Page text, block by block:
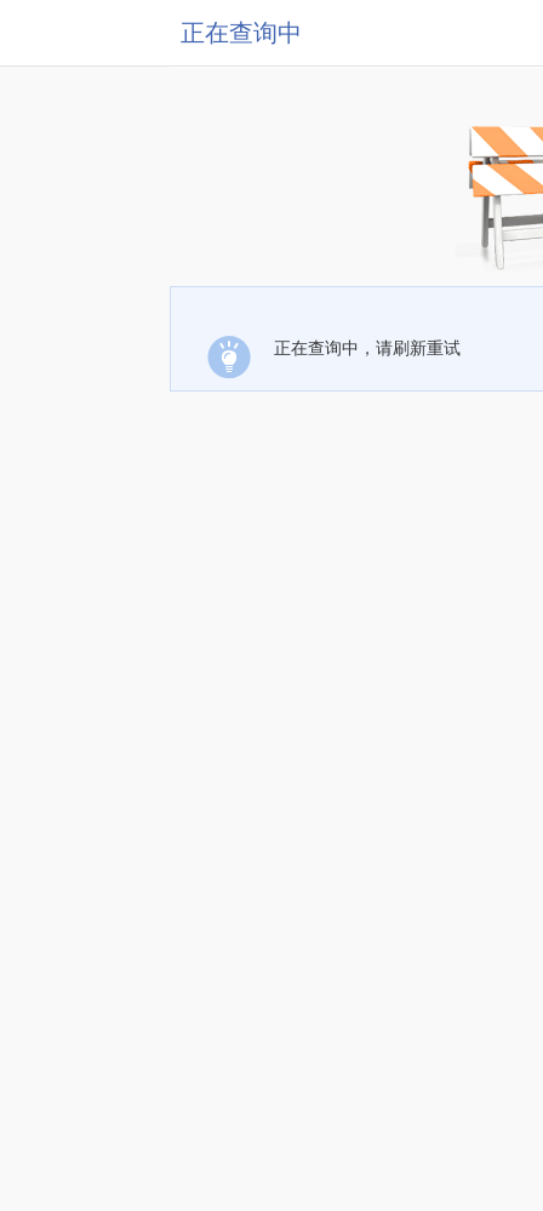
正在查询中
正在查询中，请刷新重试